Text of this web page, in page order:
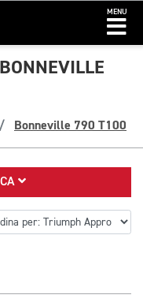
MENU
Bonneville 790 T100